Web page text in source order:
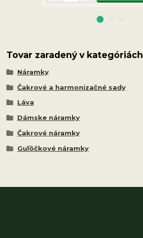
Tovar zaradený v kategóriách
Náramky
Čakrové a harmonizačné sady
Láva
Dámske náramky
Čakrové náramky
Guľôčkové náramky